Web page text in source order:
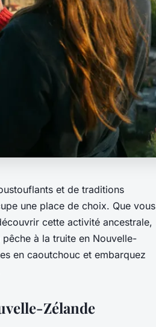
et de traditions
une place de choix. Que vous
cette activité ancestrale,
à la truite en Nouvelle-
en caoutchouc et embarquez
Zélande